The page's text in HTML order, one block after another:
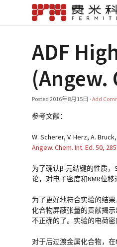
ADF
(Angew.
Posted2016年8月15日 ·Add
参考文献：
W. Scherer, V. Herz, A.
Angew. Chem. Int. Ed. 50,
为了确认β-元结键的性质，
论，对电子密度和NMR位移
为了更好地符合实验的结果
化合物屏蔽张量的贡献揭
不正确的了。实验的电荷密
对于后过渡金属化合物，